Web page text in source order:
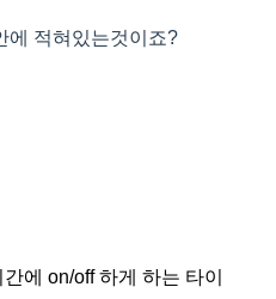
에 적혀있는것이죠?
에 on/off 하게 하는 타이